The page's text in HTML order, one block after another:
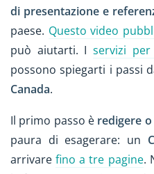
di presentazione e
paese. Questo video
può aiutarti. Iservizi
possono spiegarti i passi
Canada.
Il primo passo è redigere
paura di esagerare: un
arrivarefino a tre pagine.